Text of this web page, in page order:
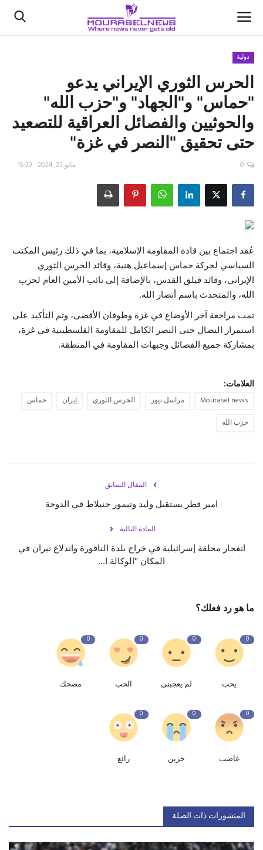
الأخبار
كتّابنا
السعودية
اقتصاد
علوم وتكنولوجيا
رياضة
فيديو
حياة
دولية
الحرس الثوري الإيراني يدعو
"حماس" و"الجهاد" و"حزب الله"
والحوثيين والفصائل العراقية للتصعيد
حتى تحقيق "النصر في غزة"
مايو 23, 2024 - 15:29 0
عُقد اجتماع بين قادة المقاومة الإسلامية، بما في ذلك رئيس المكتب
السياسي لحركة حماس إسماعيل هنية، وقائد الحرس الثوري
الإيراني، وقائد فيلق القدس، بالإضافة إلى نائب الأمين العام لحزب
الله، والمتحدث باسم أنصار الله.
تمت مراجعة آخر الأوضاع في غزة وطوفان الأقصى، وتم التأكيد على
استمرار النضال حتى النصر الكامل للمقاومة الفلسطينية في غزة،
بمشاركة جميع الفصائل وجبهات المقاومة في المنطقة.
العلامات:
Mourasel news مراسل نيوز الحرس الثوري إيران
حماس
حزب الله
المقال السابق
امير قطر يستقبل وليد وتيمور جنبلاط في الدوحة
المادة التالية
انفجار محلقة إسرائيلية في خراج بلدة الناقورة واندلاع نيران في
المكان "الوكالة ا...
ما هو رد فعلك؟
0
يحب
0
لم يعجبنى
0
الحب
0
مضحك
0
غاضب
0
حزين
0
رائع
المنشورات ذات الصلة